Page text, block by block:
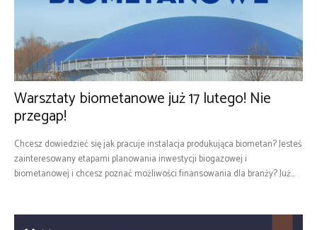
Warsztaty biometanowe już 17 lutego! Nie
przegap!
Chcesz dowiedzieć się jak pracuje instalacja produkująca biometan? Jesteś
zainteresowany etapami planowania inwestycji biogazowej i
biometanowej i chcesz poznać możliwości finansowania dla branży? Już...